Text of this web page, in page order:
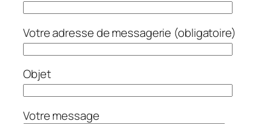
Votre adresse de messagerie (obligatoire)
Objet
Votre message